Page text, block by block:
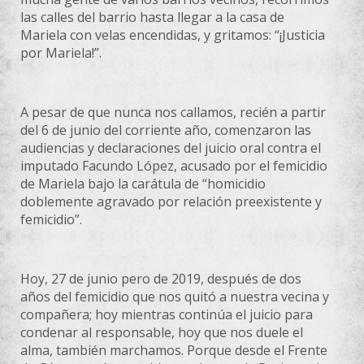
las calles del barrio hasta llegar a la casa de
Mariela con velas encendidas, y gritamos: “¡Justicia
por Mariela!”.
A pesar de que nunca nos callamos, recién a partir
del 6 de junio del corriente año, comenzaron las
audiencias y declaraciones del juicio oral contra el
imputado Facundo López, acusado por el femicidio
de Mariela bajo la carátula de “homicidio
doblemente agravado por relación preexistente y
femicidio”.
Hoy, 27 de junio pero de 2019, después de dos
años del femicidio que nos quitó a nuestra vecina y
compañera; hoy mientras continúa el juicio para
condenar al responsable, hoy que nos duele el
alma, también marchamos. Porque desde el Frente